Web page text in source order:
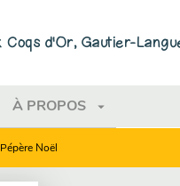
Coqs d'Or, Gautier-
À PROPOS arrow_drop_down
Noël